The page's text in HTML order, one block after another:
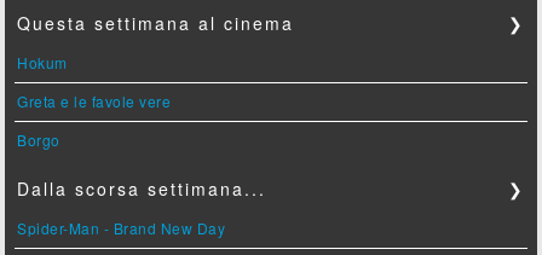
Questa settimana al cinema ❯
Hokum
Greta e le favole vere
Borgo
Dalla scorsa settimana... ❯
Spider-Man - Brand New Day